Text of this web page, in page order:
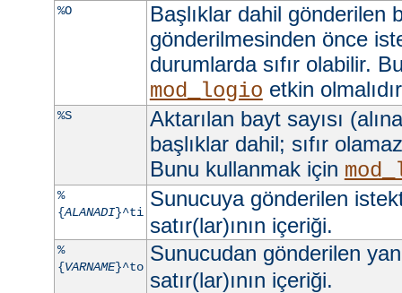
%O
Başlıklar dahil gönderilen
gönderilmesinden önce
durumlarda sıfır olabilir.
mod_logio etkin
%S
Aktarılan bayt sayısı
başlıklar dahil; sıfır
Bunu kullanmak için
%
{ALANADI}^ti
Sunucuya gönderilen
satır(lar)ının içeriği.
%
{VARNAME}^to
Sunucudan gönderilen
satır(lar)ının içeriği.